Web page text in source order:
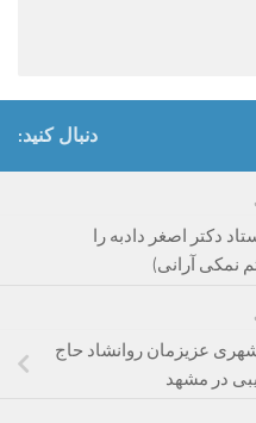
دنبال کنید:
دکتر اصغر دادبه را
نمکی آرانی)
عزیزمان روانشاد حاج
در مشهد